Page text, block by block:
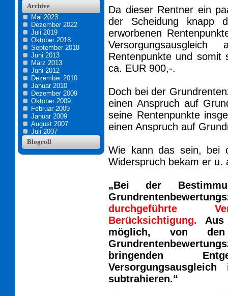
Archive
Mai 2023
Dezember 2022
Juli 2019
Oktober 2018
September 2018
Juni 2013
März 2013
Juni 2012
Dezember 2010
Januar 2010
Dezember 2009
Oktober 2009
Februar 2009
Januar 2009
August 2007
Juli 2007
Blogroll
Da dieser Rentner ein
der Scheidung knapp
erworbenen
Rentenpunkte und somit
ca. EUR 900,-.
Doch bei der
einen Anspruch auf
seine Rentenpunkte
einen Anspruch auf
Wie kann das sein, bei
Widerspruch bekam er u.
„Bei der
durchgeführte
Berücksichtigung. Aus
möglich, von
bringenden
subtrahieren.“